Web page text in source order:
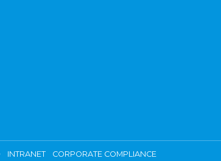
INTRANET CORPORATE COMPLIANCE